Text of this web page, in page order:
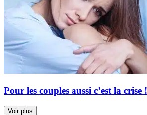
Pour les couples aussi c’est la crise !
Voir plus